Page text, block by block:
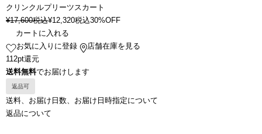
クリンクルプリーツスカート
¥17,600税込¥12,320税込30%OFF
カートに入れる
お気に入りに登録
店舗在庫を見る
112pt還元
送料無料でお届けします
返品可
送料、お届け日数、お届け日時指定について
返品について